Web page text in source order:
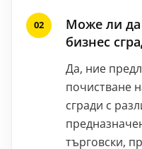
Може ли да
бизнес
Да, ние
почистване
сгради с
търговски,